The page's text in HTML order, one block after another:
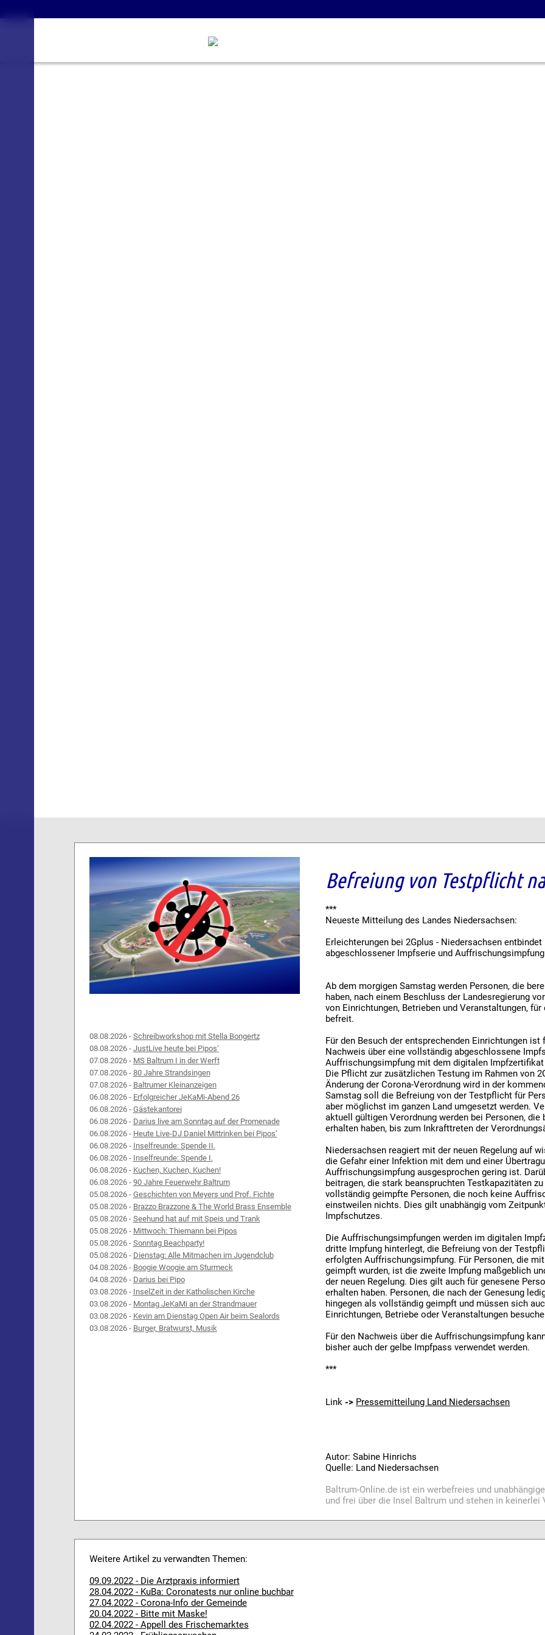
08.08.2026 - Schreibworkshop mit Stella Bongertz
08.08.2026 - JustLive heute bei Pipos‘
07.08.2026 - MS Baltrum I in der Werft
07.08.2026 - 80 Jahre Strandsingen
07.08.2026 - Baltrumer Kleinanzeigen
06.08.2026 - Erfolgreicher JeKaMi-Abend 26
06.08.2026 - Gästekantorei
06.08.2026 - Darius live am Sonntag auf der Promenade
06.08.2026 - Heute Live-DJ Daniel Mittrinken bei Pipos‘
06.08.2026 - Inselfreunde: Spende II.
06.08.2026 - Inselfreunde: Spende I.
06.08.2026 - Kuchen, Kuchen, Kuchen!
06.08.2026 - 90 Jahre Feuerwehr Baltrum
05.08.2026 - Geschichten von Meyers und Prof. Fichte
05.08.2026 - Brazzo Brazzone & The World Brass Ensemble
05.08.2026 - Seehund hat auf mit Speis und Trank
05.08.2026 - Mittwoch: Thiemann bei Pipos
05.08.2026 - Sonntag Beachparty!
05.08.2026 - Dienstag: Alle Mitmachen im Jugendclub
04.08.2026 - Boogie Woogie am Sturmeck
04.08.2026 - Darius bei Pipo
03.08.2026 - InselZeit in der Katholischen Kirche
03.08.2026 - Montag JeKaMi an der Strandmauer
03.08.2026 - Kevin am Dienstag Open Air beim Sealords
03.08.2026 - Burger, Bratwurst, Musik
Befreiung von Testpflicht
***
Neueste Mitteilung des Landes Niedersachsen:
Erleichterungen bei 2Gplus - Niedersachsen
abgeschlossener Impfserie und
Ab dem morgigen Samstag werden Personen, die
haben, nach einem Beschluss der Landesregierung
von Einrichtungen, Betrieben und Veranstaltungen,
befreit.
Für den Besuch der entsprechenden Einrichtungen
Nachweis über eine vollständig abgeschlossene
Auffrischungsimpfung mit dem digitalen
Die Pflicht zur zusätzlichen Testung im Rahmen von
Änderung der Corona-Verordnung wird in der
Samstag soll die Befreiung von der Testpflicht für
aber möglichst im ganzen Land umgesetzt werden.
aktuell gültigen Verordnung werden bei Personen,
erhalten haben, bis zum Inkrafttreten der
Niedersachsen reagiert mit der neuen Regelung auf
die Gefahr einer Infektion mit dem und einer
Auffrischungsimpfung ausgesprochen gering ist.
beitragen, die stark beanspruchten Testkapazitäten
vollständig geimpfte Personen, die noch keine
einstweilen nichts. Dies gilt unabhängig vom
Impfschutzes.
Die Auffrischungsimpfungen werden im digitalen
dritte Impfung hinterlegt, die Befreiung von der
erfolgten Auffrischungsimpfung. Für Personen, die
geimpft wurden, ist die zweite Impfung maßgeblich
der neuen Regelung. Dies gilt auch für genesene
erhalten haben. Personen, die nach der Genesung
hingegen als vollständig geimpft und müssen sich
Einrichtungen, Betriebe oder Veranstaltungen
Für den Nachweis über die Auffrischungsimpfung
bisher auch der gelbe Impfpass verwendet werden.
***
Link-> Pressemitteilung Land Niedersachsen
Autor: Sabine Hinrichs
Quelle: Land Niedersachsen
Baltrum-Online.de ist ein werbefreies und
und frei über die Insel Baltrum und stehen in keinerlei
Weitere Artikel zu verwandten Themen:
09.09.2022 - Die Arztpraxis informiert
28.04.2022 - KuBa: Coronatests nur online buchbar
27.04.2022 - Corona-Info der Gemeinde
20.04.2022 - Bitte mit Maske!
02.04.2022 - Appell des Frischemarktes